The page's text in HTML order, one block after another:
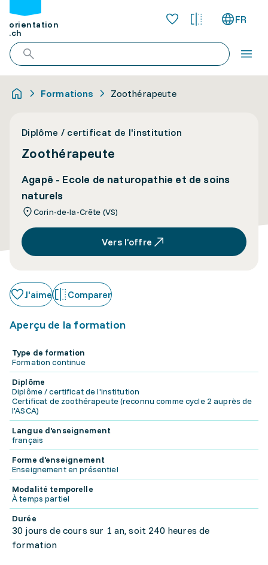
orientation
.ch
FR
Formations Zoothérapeute
Diplôme / certificat de l'institution
Zoothérapeute
Agapê - Ecole de naturopathie et de soins
naturels
Corin-de-la-Crête (VS)
Vers l’offre
J'aime Comparer
Aperçu de la formation
Type de formation
Formation continue
Diplôme
Diplôme / certificat de l'institution
Certificat de zoothérapeute (reconnu comme cycle 2 auprès de
l’ASCA)
Langue d'enseignement
français
Forme d'enseignement
Enseignement en présentiel
Modalité temporelle
À temps partiel
Durée
30 jours de cours sur 1 an, soit 240 heures de
formation